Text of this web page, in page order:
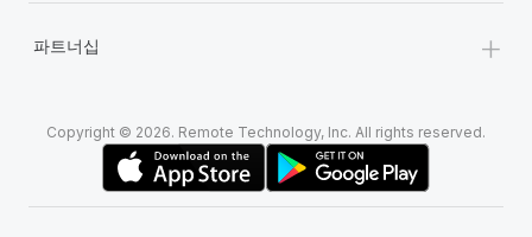
파트너십 +
Copyright © 2026. Remote Technology, Inc. All rights reserved.